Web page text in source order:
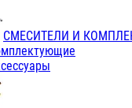
СМЕСИТЕЛИ И